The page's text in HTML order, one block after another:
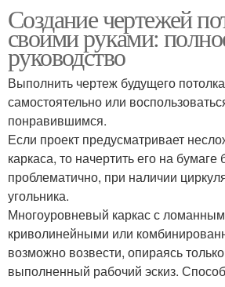
Создание чертежей
своими руками:
руководство
Выполнить чертеж будущего
самостоятельно или
понравившимся.
Если проект предусматривает
каркаса, то начертить его на бумаге
проблематично, при наличии
угольника.
Многоуровневый каркас с
криволинейными или
возможно возвести, опираясь
выполненный рабочий эскиз.